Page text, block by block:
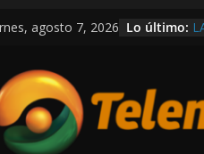
agosto 7, 2026 Lo último: